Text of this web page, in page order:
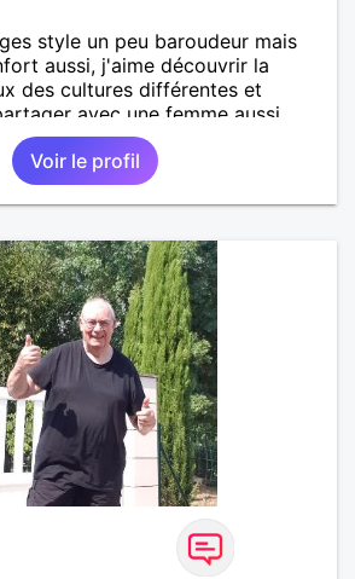
style un peu baroudeur mais
aussi, j'aime découvrir la
des cultures différentes et
avec une femme aussi
Voir le profil